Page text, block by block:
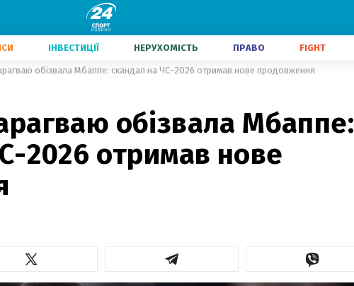
ІНВЕСТИЦІЇ НЕРУХОМІСТЬ ПРАВО FIGHT
обізвала Мбаппе: скандал на ЧС-2026 отримав нове продовження
обізвала Мбаппе:
2026 отримав нове